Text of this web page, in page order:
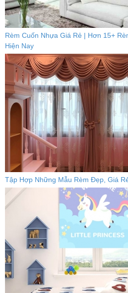
Rèm Cuốn Nhựa Giá Rẻ | Hơn 15+
Hiện Nay
Tập Hợp Những Mẫu Rèm Đẹp, Giá